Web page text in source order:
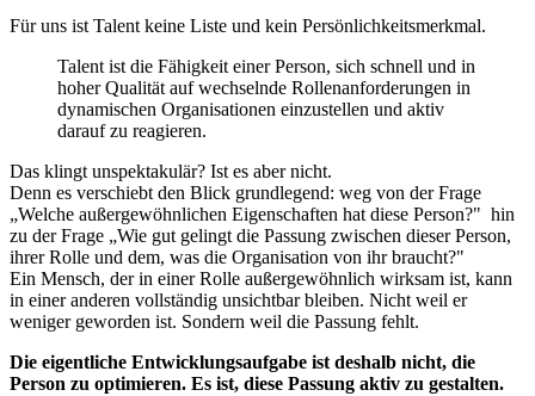
Für uns ist Talent keine Liste und kein Persönlichkeitsmerkmal.
Talent ist die Fähigkeit einer Person, sich schnell und in
hoher Qualität auf wechselnde Rollenanforderungen in
dynamischen Organisationen einzustellen und aktiv
darauf zu reagieren.
Das klingt unspektakulär? Ist es aber nicht.
Denn es verschiebt den Blick grundlegend: weg von der Frage
„Welche außergewöhnlichen Eigenschaften hat diese Person?" hin
zu der Frage „Wie gut gelingt die Passung zwischen dieser Person,
ihrer Rolle und dem, was die Organisation von ihr braucht?"
Ein Mensch, der in einer Rolle außergewöhnlich wirksam ist, kann
in einer anderen vollständig unsichtbar bleiben. Nicht weil er
weniger geworden ist. Sondern weil die Passung fehlt.
Die eigentliche Entwicklungsaufgabe ist deshalb nicht, die
Person zu optimieren. Es ist, diese Passung aktiv zu gestalten.